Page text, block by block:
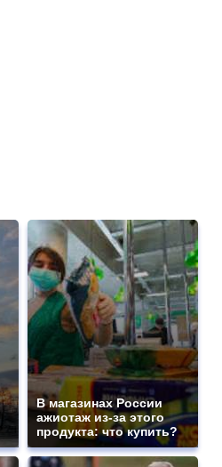
В магазинах России
ажиотаж из-за этого
продукта: что купить?